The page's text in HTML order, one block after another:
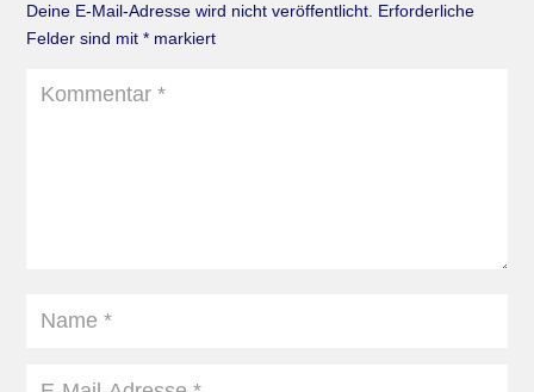
Deine E-Mail-Adresse wird nicht veröffentlicht. Erforderliche
Felder sind mit* markiert